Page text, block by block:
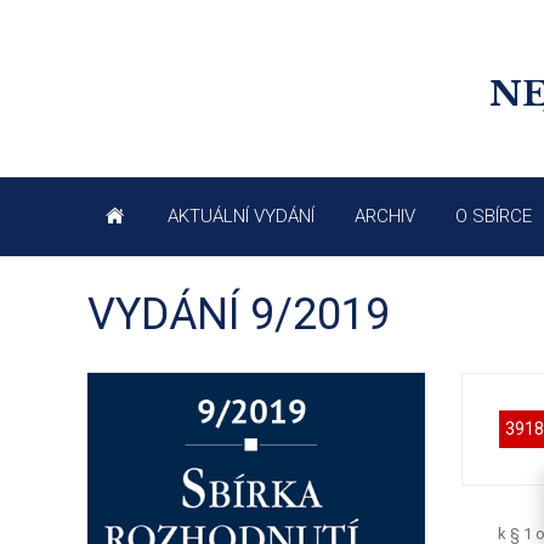
AKTUÁLNÍ VYDÁNÍ ARCHIV O SBÍRCE
VYDÁNÍ 9/2019
k § 1